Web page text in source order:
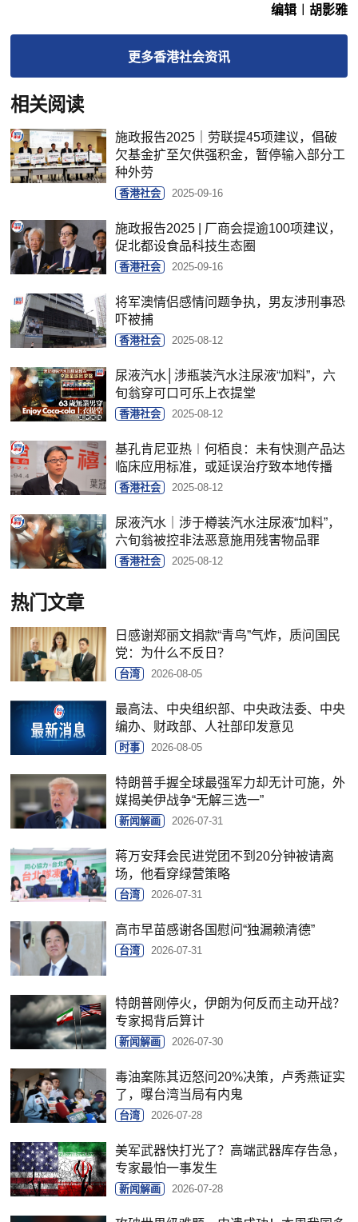
编辑︱胡影雅
更多香港社会资讯
相关阅读
施政报告2025｜劳联提45项建议，倡破
欠基金扩至欠供强积金，暂停输入部分工
种外劳
香港社会 2025-09-16
施政报告2025 | 厂商会提逾100项建议，
促北都设食品科技生态圈
香港社会 2025-09-16
将军澳情侣感情问题争执，男友涉刑事恐
吓被捕
香港社会 2025-08-12
尿液汽水│涉瓶装汽水注尿液“加料”，六
旬翁穿可口可乐上衣提堂
香港社会 2025-08-12
基孔肯尼亚热︱何栢良：未有快测产品达
临床应用标准，或延误治疗致本地传播
香港社会 2025-08-12
尿液汽水｜涉于樽装汽水注尿液“加料”，
六旬翁被控非法恶意施用残害物品罪
香港社会 2025-08-12
热门文章
日感谢郑丽文捐款“青鸟”气炸，质问国民
党：为什么不反日？
台湾 2026-08-05
最高法、中央组织部、中央政法委、中央
编办、财政部、人社部印发意见
时事 2026-08-05
特朗普手握全球最强军力却无计可施，外
媒揭美伊战争“无解三选一”
新闻解画 2026-07-31
蒋万安拜会民进党团不到20分钟被请离
场，他看穿绿营策略
台湾 2026-07-31
高市早苗感谢各国慰问“独漏赖清德”
台湾 2026-07-31
特朗普刚停火，伊朗为何反而主动开战？
专家揭背后算计
新闻解画 2026-07-30
毒油案陈其迈怒问20%决策，卢秀燕证实
了，曝台湾当局有内鬼
台湾 2026-07-28
美军武器快打光了？高端武器库存告急，
专家最怕一事发生
新闻解画 2026-07-28